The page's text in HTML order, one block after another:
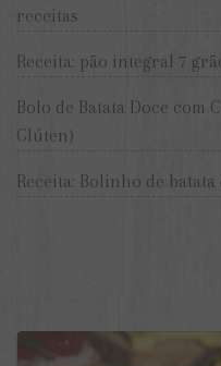
receitas
Receita: pão integral 7
Bolo de Batata Doce com
Glúten)
Receita: Bolinho de batata